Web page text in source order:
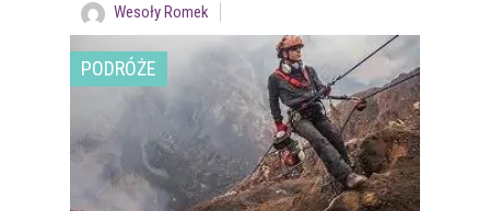
Wesoły Romek
PODRÓŻE